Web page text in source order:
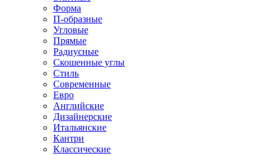
Форма
П-образные
Угловые
Прямые
Радиусные
Скошенные углы
Стиль
Современные
Евро
Английские
Дизайнерские
Итальянские
Кантри
Классические